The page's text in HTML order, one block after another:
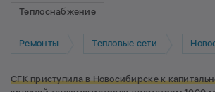
Теплоснабжение
Ремонты Тепловые сети
СГК приступила в Новосибирске к